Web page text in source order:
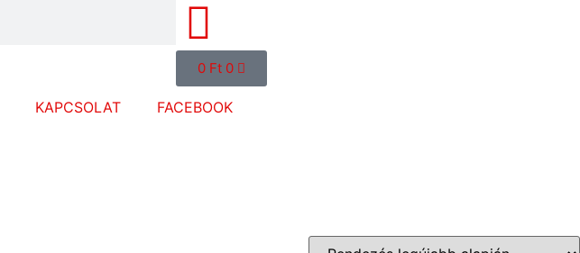
0 Ft 0
KAPCSOLAT FACEBOOK